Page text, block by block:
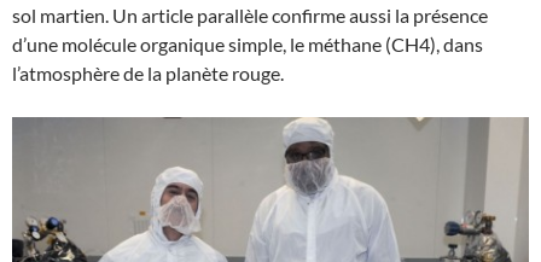
sol martien. Un article parallèle confirme aussi la présence
d’une molécule organique simple, le méthane (CH4), dans
l’atmosphère de la planète rouge.